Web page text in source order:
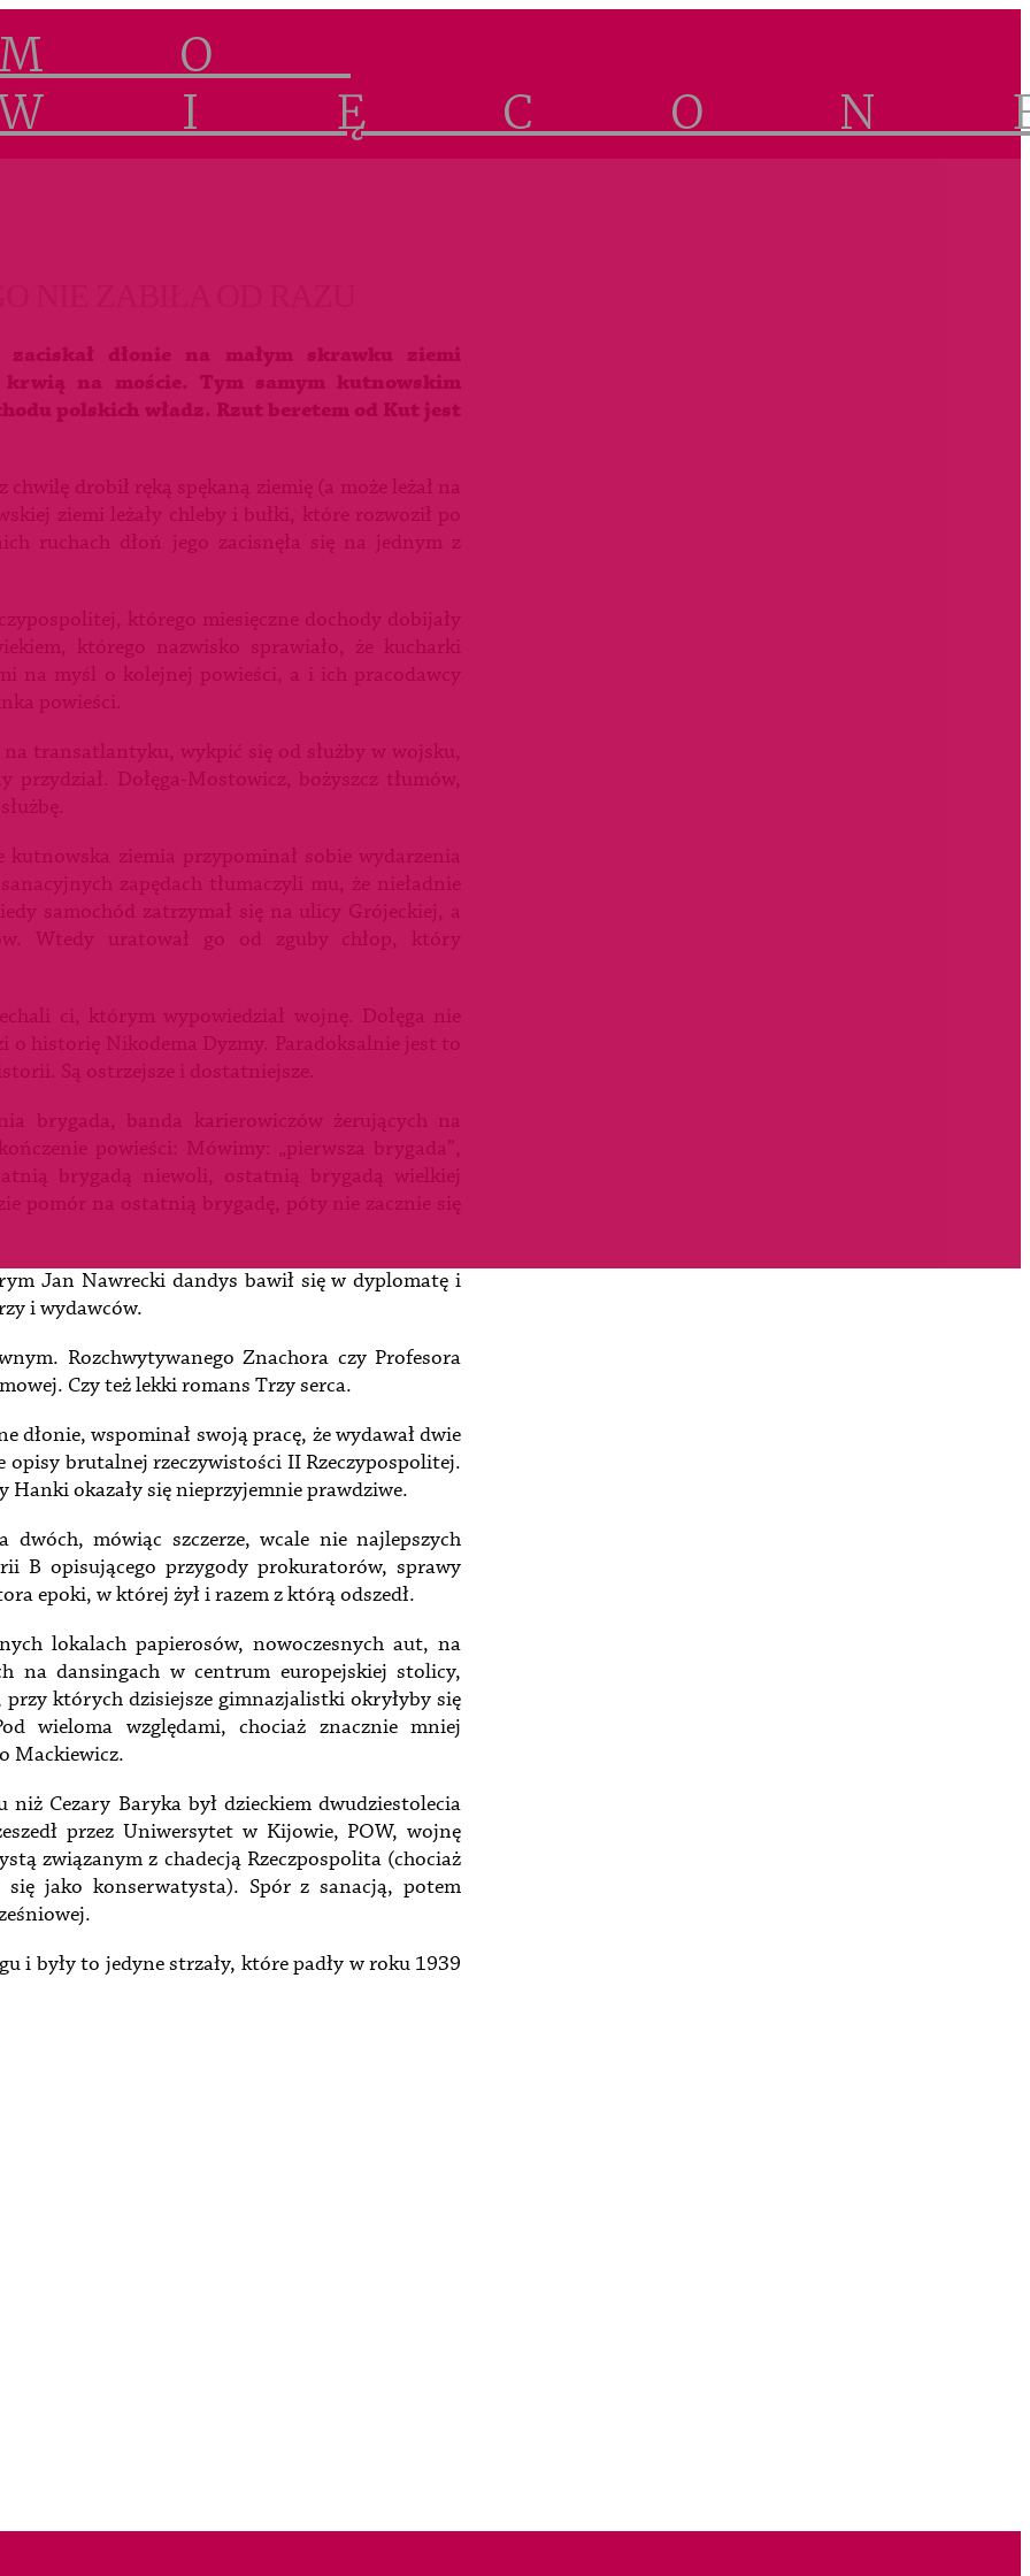
NIE ZABIŁA OD RAZU
dłonie na małym skrawku ziemi
krwią na moście. Tym samym kutnowskim
polskich władz. Rzut beretem od Kut jest
drobił ręką spękaną ziemię (a może leżał na
ziemi leżały chleby i bułki, które rozwoził po
ruchach dłoń jego zacisnęła się na jednym z
którego miesięczne dochody dobijały
którego nazwisko sprawiało, że kucharki
na myśl o kolejnej powieści, a i ich pracodawcy
powieści.
transatlantyku, wykpić się od służby w wojsku,
Dołęga-Mostowicz, bożyszcz tłumów,
ziemia przypominał sobie wydarzenia
zapędach tłumaczyli mu, że nieładnie
samochód zatrzymał się na ulicy Grójeckiej, a
Wtedy uratował go od zguby chłop, który
ci, którym wypowiedział wojnę. Dołęga nie
o historię Nikodema Dyzmy. Paradoksalnie jest to
Są ostrzejsze i dostatniejsze.
brygada, banda karierowiczów żerujących na
powieści: Mówimy: „pierwsza brygada”,
brygadą niewoli, ostatnią brygadą wielkiej
pomór na ostatnią brygadę, póty nie zacznie się
Jan Nawrecki dandys bawił się w dyplomatę i
i wydawców.
Rozchwytywanego Znachora czy Profesora
Czy też lekki romans Trzy serca.
dłonie, wspominał swoją pracę, że wydawał dwie
opisy brutalnej rzeczywistości II Rzeczypospolitej.
Hanki okazały się nieprzyjemnie prawdziwe.
mówiąc szczerze, wcale nie najlepszych
B opisującego przygody prokuratorów, sprawy
epoki, w której żył i razem z którą odszedł.
lokalach papierosów, nowoczesnych aut, na
na dansingach w centrum europejskiej stolicy,
których dzisiejsze gimnazjalistki okryłyby się
wieloma względami, chociaż znacznie mniej
Mackiewicz.
Cezary Baryka był dzieckiem dwudziestolecia
przez Uniwersytet w Kijowie, POW, wojnę
związanym z chadecją Rzeczpospolita (chociaż
jako konserwatysta). Spór z sanacją, potem
i były to jedyne strzały, które padły w roku 1939